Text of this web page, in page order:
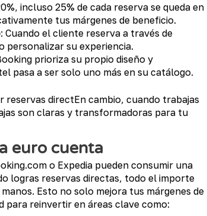
incluso 25% de cada reserva se queda en
tus márgenes de beneficio.
: Cuando el cliente reserva a través de
personalizar su experiencia.
prioriza su propio diseño y
pasa a ser solo uno más en su catálogo.
reservas directEn cambio, cuando trabajas
son claras y transformadoras para tu
euro cuenta
o Expedia pueden consumir una
logras reservas directas, todo el importe
Esto no solo mejora tus márgenes de
para reinvertir en áreas clave como: